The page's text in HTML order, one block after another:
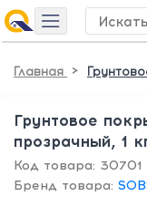
Главная >
Грунтовое
прозрачный, 1
Код товара: 30701
Бренд товара: